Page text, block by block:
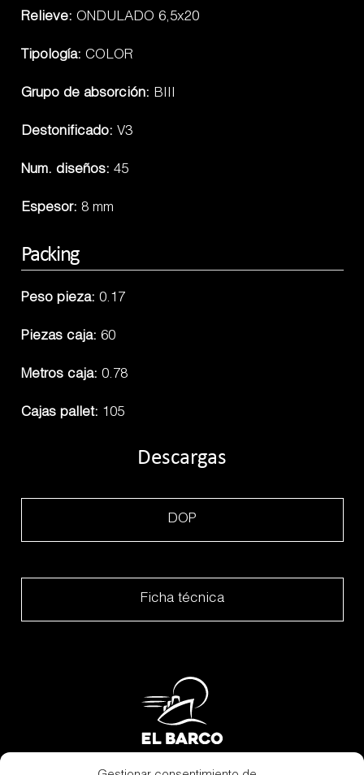
Relieve: ONDULADO 6,5x20
Tipología: COLOR
Grupo de absorción: BIII
Destonificado: V3
Num. diseños: 45
Espesor: 8 mm
Packing
Peso pieza: 0.17
Piezas caja: 60
Metros caja: 0.78
Cajas pallet: 105
Descargas
DOP
Ficha técnica